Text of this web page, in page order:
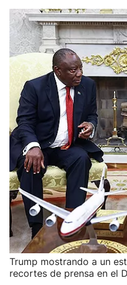
Trump mostrando a un
recortes de prensa en el